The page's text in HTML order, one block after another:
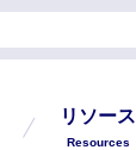
リソース
Resources